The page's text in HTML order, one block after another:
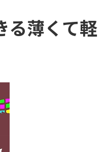
大学・短大の資
大学パンフ
学部・
大学入学共通テスト
る薄くて軽